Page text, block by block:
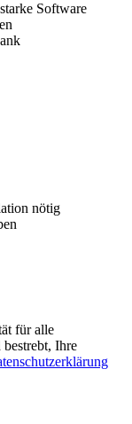
Software
nötig
für alle
Ihre